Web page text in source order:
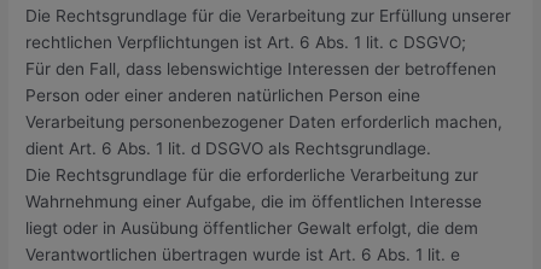
Die Rechtsgrundlage für die Verarbeitung zur Erfüllung unserer
rechtlichen Verpflichtungen ist Art. 6 Abs. 1 lit. c DSGVO;
Für den Fall, dass lebenswichtige Interessen der betroffenen
Person oder einer anderen natürlichen Person eine
Verarbeitung personenbezogener Daten erforderlich machen,
dient Art. 6 Abs. 1 lit. d DSGVO als Rechtsgrundlage.
Die Rechtsgrundlage für die erforderliche Verarbeitung zur
Wahrnehmung einer Aufgabe, die im öffentlichen Interesse
liegt oder in Ausübung öffentlicher Gewalt erfolgt, die dem
Verantwortlichen übertragen wurde ist Art. 6 Abs. 1 lit. e